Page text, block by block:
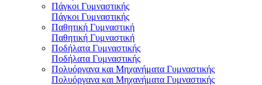
Πάγκοι Γυμναστικής
Πάγκοι Γυμναστικής
Παθητική Γυμναστική
Παθητική Γυμναστική
Ποδήλατα Γυμναστικής
Ποδήλατα Γυμναστικής
Πολυόργανα και Μηχανήματα Γυμναστικής
Πολυόργανα και Μηχανήματα Γυμναστικής